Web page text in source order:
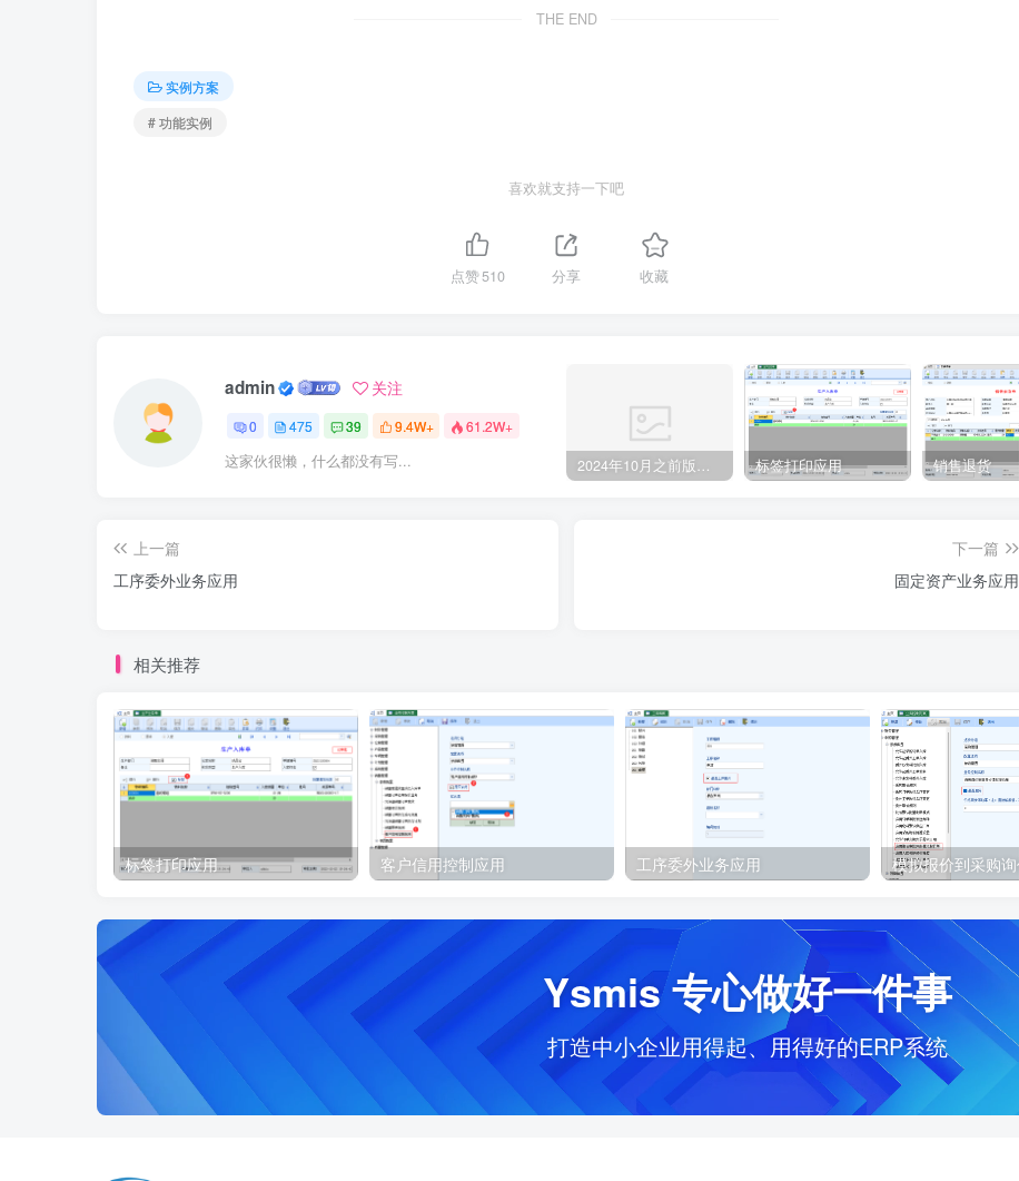
THE END
实例方案
# 功能实例
喜欢就支持一下吧
点赞510 分享 收藏
admin 关注
0 475 39 9.4W+ 61.2W+
这家伙很懒，什么都没有写... 2024年10月之前版本升级记录 标签打印应用 销售退货
上一篇
工序委外业务应用
下一篇
固定资产业务应用
相关推荐
标签打印应用 客户信用控制应用 工序委外业务应用
Ysmis 专心做好一件事
打造中小企业用得起、用得好的ERP系统